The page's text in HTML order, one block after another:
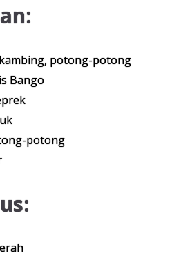
potong-potong
Bango
potong